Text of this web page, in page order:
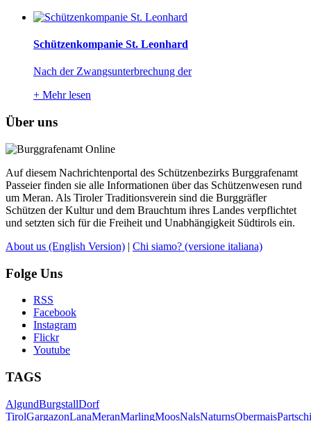
Schützenkompanie St. Leonhard
Nach der Zwangsunterbrechung der
+ Mehr lesen
Über uns
Auf diesem Nachrichtenportal des Schützenbezirks Burggrafenamt
Passeier finden sie alle Informationen über das Schützenwesen rund
um Meran. Als Tiroler Traditionsverein sind die Burggräfler
Schützen der Kultur und dem Brauchtum ihres Landes verpflichtet
und setzten sich für die Freiheit und Unabhängigkeit Südtirols ein.
About us (English Version) | Chi siamo? (versione italiana)
Folge Uns
RSS
Facebook
Instagram
Flickr
Youtube
TAGS
AlgundBurgstallDorf
TirolGargazonLanaMeranMarlingMoosNalsNaturnsObermais